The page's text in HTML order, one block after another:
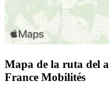
Mapa de la ruta del
France Mobilités